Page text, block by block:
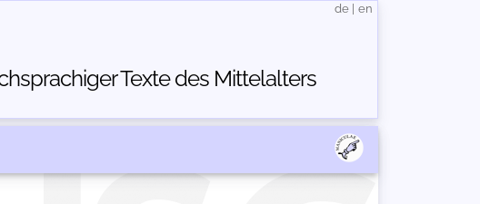
Texte des Mittelalters
de en